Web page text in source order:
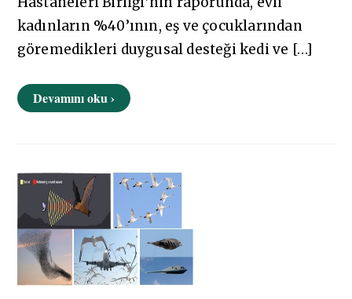
kadınların %40’ının, eş ve çocuklarından
göremedikleri duygusal desteği kedi ve […]
Devamını oku ›